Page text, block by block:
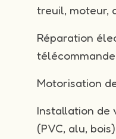
treuil, moteur,
Réparation
Motorisation
Installation de
(PVC, alu, bois)